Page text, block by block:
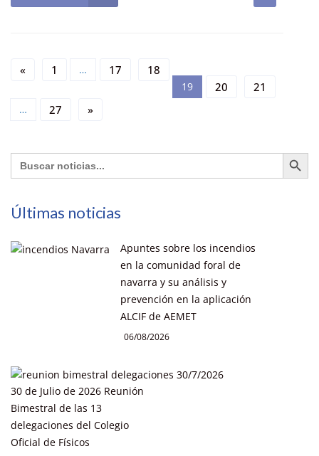
« 1 … 17 18
19 20 21
… 27 »
Buscar: Botón de
Últimas noticias
Apuntes sobre los incendios
en la comunidad foral de
navarra y su análisis y
prevención en la aplicación
ALCIF de AEMET
06/08/2026
30 de Julio de 2026 Reunión
Bimestral de las 13
delegaciones del Colegio
Oficial de Físicos